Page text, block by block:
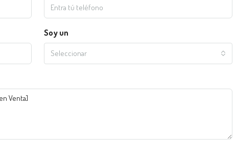
Soy un
Seleccionar